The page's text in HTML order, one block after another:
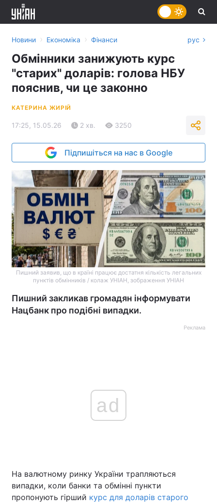
Головна Війна
Україна Політика
Новини › Економіка › Фінанси рус
Обмінники занижують курс
"старих" доларів: голова НБУ
пояснив, чи це законно
КАТЕРИНА ЖИРІЙ
17:25, 15.05.26 2 хв. 3250
Підпишіться на нас в Google
Пишний заявив, що в країні працює достатня кількість легальних
пунктів обмінників / колаж УНIАН, зображення УНIАН
Пишний закликав громадян інформувати
Нацбанк про подібні випадки.
Реклама
ad
На валютному ринку України трапляються
випадки, коли банки та обмінні пункти
пропонують гірший курс для доларів старого